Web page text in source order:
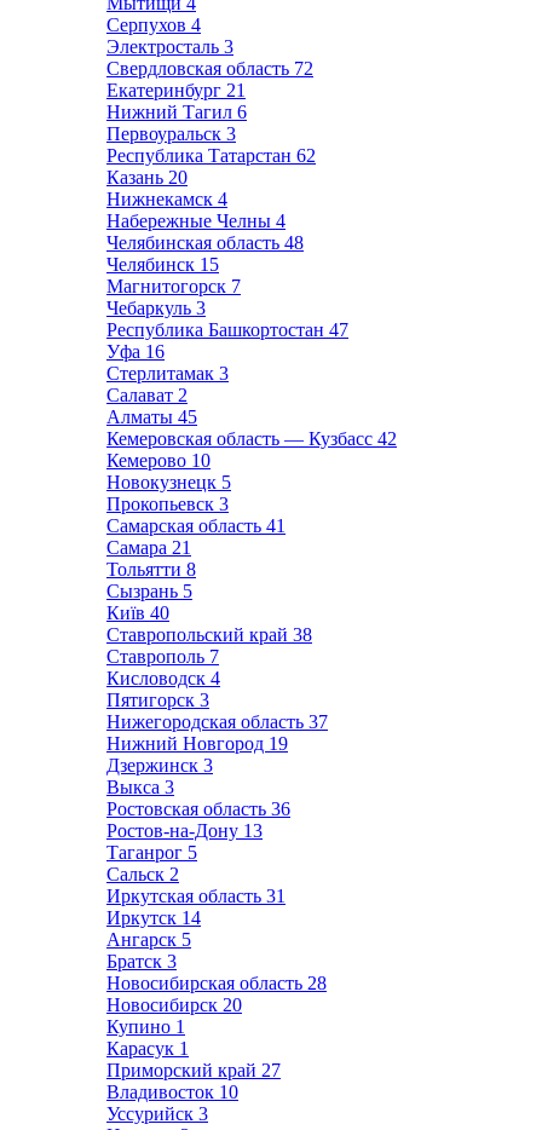
Серпухов 4
Электросталь 3
Свердловская область 72
Екатеринбург 21
Нижний Тагил 6
Первоуральск 3
Республика Татарстан 62
Казань 20
Нижнекамск 4
Набережные Челны 4
Челябинская область 48
Челябинск 15
Магнитогорск 7
Чебаркуль 3
Республика Башкортостан 47
Уфа 16
Стерлитамак 3
Салават 2
Алматы 45
Кемеровская область — Кузбасс 42
Кемерово 10
Новокузнецк 5
Прокопьевск 3
Самарская область 41
Самара 21
Тольятти 8
Сызрань 5
Київ 40
Ставропольский край 38
Ставрополь 7
Кисловодск 4
Пятигорск 3
Нижегородская область 37
Нижний Новгород 19
Дзержинск 3
Выкса 3
Ростовская область 36
Ростов-на-Дону 13
Таганрог 5
Сальск 2
Иркутская область 31
Иркутск 14
Ангарск 5
Братск 3
Новосибирская область 28
Новосибирск 20
Купино 1
Карасук 1
Приморский край 27
Владивосток 10
Уссурийск 3